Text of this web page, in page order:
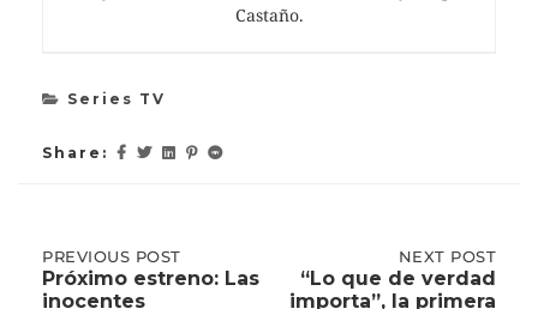
Castaño.
Series TV
Share:
Post
PREVIOUS
POST:
PRÓXIMO
PREVIOUS POST
Próximo estreno: Las
inocentes
POST:
“LO
NEXT POST
“Lo que de verdad
importa”, la primera